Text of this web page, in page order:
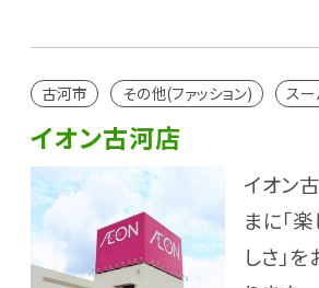
古河市 その他(ファッション) スー
イオン古河店
イオン
まに「
しさ」